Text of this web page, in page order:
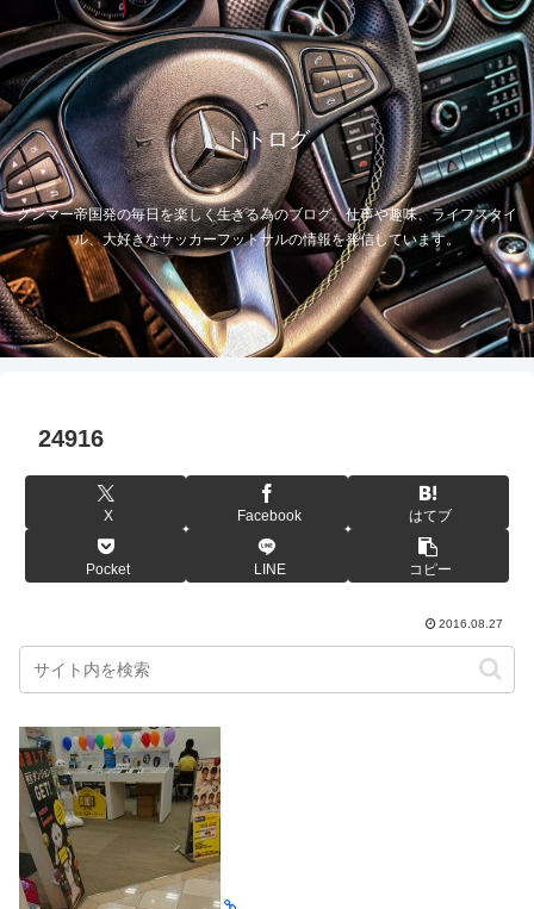
トトログ
グンマー帝国発の毎日を楽しく生きる為のブログ。仕事や趣味、ライフスタイ
ル、大好きなサッカーフットサルの情報を発信しています。
24916
X Facebook はてブ
Pocket LINE コピー
2016.08.27